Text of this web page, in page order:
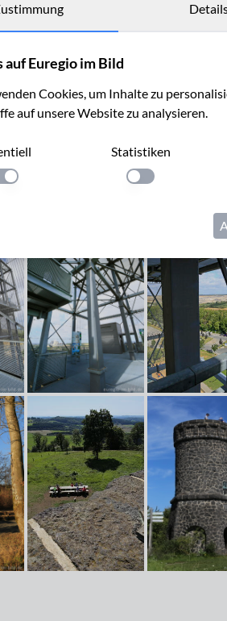
auf Euregio im Bild
Cookies, um Inhalte zu
auf unsere Website zu analysieren.
anwenden
Statistiken
Einstellung